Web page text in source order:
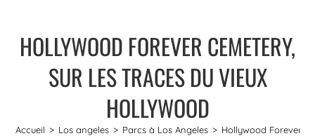
HOLLYWOOD FOREVER CEMETERY,
SUR LES TRACES DU VIEUX
HOLLYWOOD
Accueil > Los angeles > Parcs à Los Angeles > Hollywood Forever